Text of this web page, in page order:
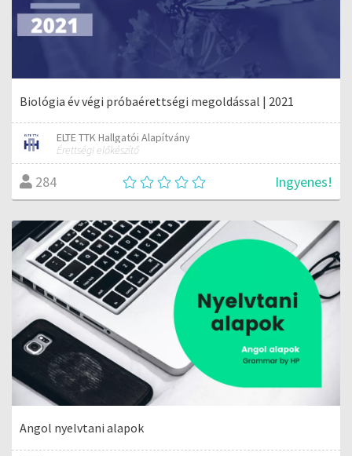
Biológia év végi próbaérettségi megoldással | 2021
ELTE TTK Hallgatói Alapítvány
Érettségi előkészítő
284 Ingyenes!
Angol nyelvtani alapok